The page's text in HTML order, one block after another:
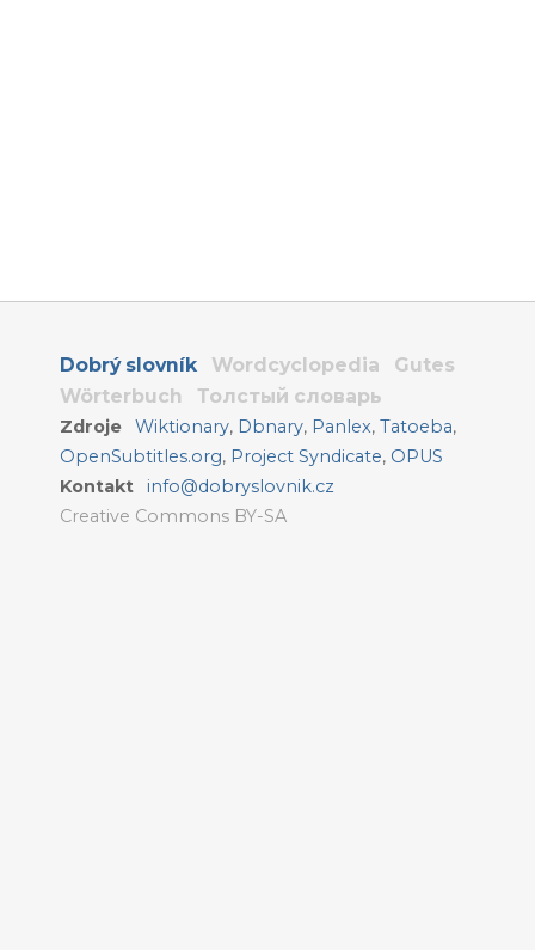
Dobrý slovník Wordcyclopedia
Gutes
Wörterbuch
Толстый словарь
Zdroje Wiktionary, Dbnary, Panlex,Tatoeba,
OpenSubtitles.org, Project Syndicate, OPUS
Kontakt
info@dobryslovnik.cz
Creative Commons BY-SA